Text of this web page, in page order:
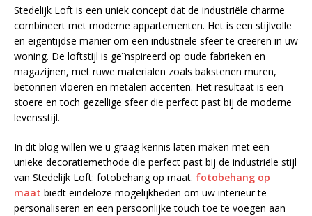
Stedelijk Loft is een uniek concept dat de industriële charme
combineert met moderne appartementen. Het is een stijlvolle
en eigentijdse manier om een industriële sfeer te creëren in uw
woning. De loftstijl is geïnspireerd op oude fabrieken en
magazijnen, met ruwe materialen zoals bakstenen muren,
betonnen vloeren en metalen accenten. Het resultaat is een
stoere en toch gezellige sfeer die perfect past bij de moderne
levensstijl.
In dit blog willen we u graag kennis laten maken met een
unieke decoratiemethode die perfect past bij de industriële stijl
van Stedelijk Loft: fotobehang op maat. fotobehang op
maat biedt eindeloze mogelijkheden om uw interieur te
personaliseren en een persoonlijke touch toe te voegen aan